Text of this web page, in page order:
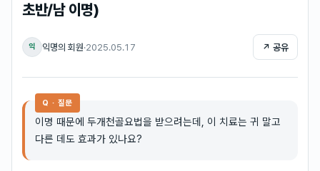
초반/남 이명)
익 익명의 회원·2025.05.17 ↗ 공유
Q · 질문
이명 때문에 두개천골요법을 받으려는데, 이 치료는 귀 말고
다른 데도 효과가 있나요?